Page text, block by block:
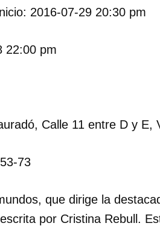
2016-07-29 20:30 pm
22:00 pm
Calle 11 entre D y E,
73
que dirige la
por Cristina Rebull.